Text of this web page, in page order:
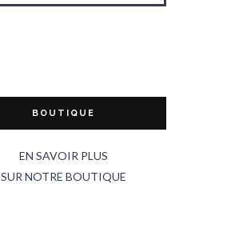
BOUTIQUE
EN SAVOIR PLUS
SUR NOTRE BOUTIQUE